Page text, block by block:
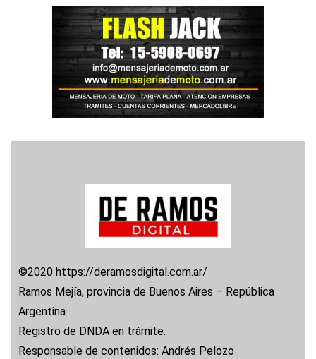
©2020 https://deramosdigital.com.ar/
Ramos Mejía, provincia de Buenos Aires – República
Argentina
Registro de DNDA en trámite.
Responsable de contenidos: Andrés Pelozo